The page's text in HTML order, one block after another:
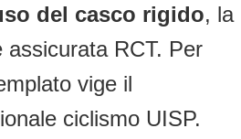
del casco rigido, la
assicurata RCT. Per
vige il
ciclismo UISP.